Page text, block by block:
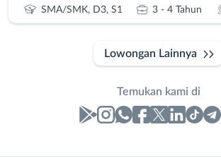
SMA/SMK, D3, S1 3 - 4 Tahun
Lowongan Lainnya
Temukan kami di